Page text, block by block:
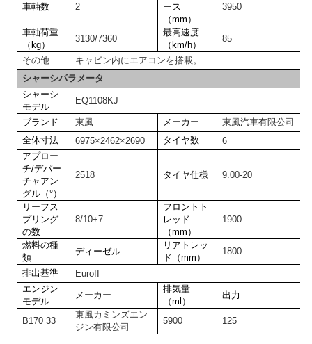
車軸数 2
ース
（mm）
3950
車軸荷重
（kg）
3130/7360
最高速度
（km/h）
85
その他
キャビン内にエアコンを搭載。
シャーシパラメータ
シャーシ
モデル
EQ1108KJ
ブランド 東風 メーカー
東風汽車有限公司
全体寸法
6975×2462×2690 タイヤ数
6
アプロー
チ/デパー
チャアン
グル（°）
2518 タイヤ仕様 9.00-20
リーフス
プリング
の数
8/10+7
フロントト
レッド
（mm）
1900
燃料の種
類
ディーゼル
リアトレッ
ド（mm）
1800
排出基準
EuroII
エンジン
モデル
メーカー
排気量
（ml）
出力
B170 33
東風カミンズエン
ジン有限公司
5900 125